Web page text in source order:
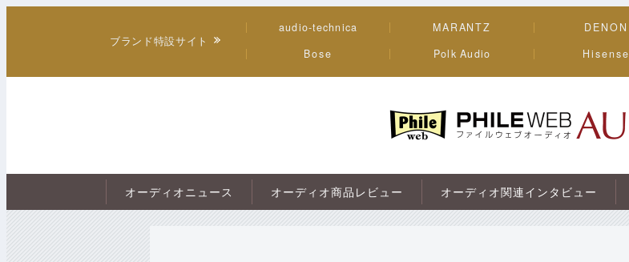
ブランド特設サイト
audio-technica MARANTZ DENON
Bose
Polk Audio Hisense
PHILE WEB｜AV/オーディオ/ガジェット
オーディオニュース オーディオ商品レビュー オーディオ関連インタビュー